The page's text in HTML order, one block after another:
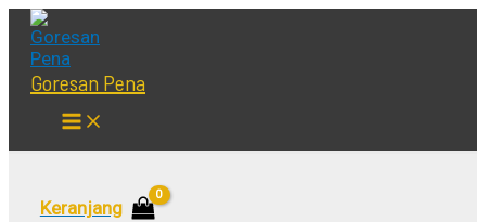
Lewati
konten
Goresan Pena
Main
Menu
Keranjang